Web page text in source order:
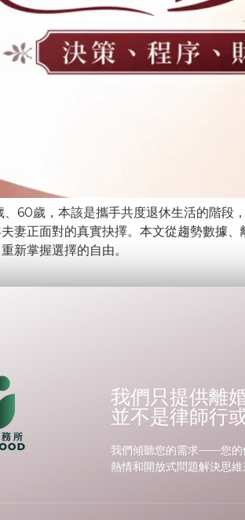
、60歲，本該是攜手共度退休生活的階段
妻正面對的真實抉擇。本文從趨勢數據
新掌握選擇的自由。
我們只提供離
並不是律師行
我們傾聽您的需求——您的
熱情和開放式問題解決思